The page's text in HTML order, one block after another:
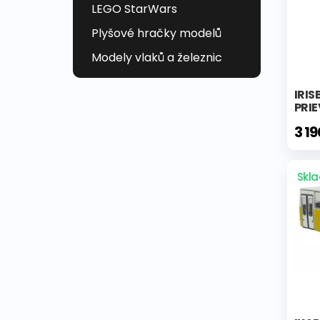
LEGO StarWars
Plyšové hračky modelů
Modely vlaků a železnic
3